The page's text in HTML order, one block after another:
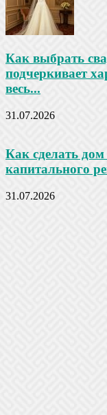
Как выбрать
подчеркивает
весь...
31.07.2026
Как сделать
капитального
31.07.2026